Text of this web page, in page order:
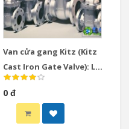
Van cửa gang Kitz (Kitz
Cast Iron Gate Valve): Lựa
Chọn Hàng Đầu Cho Hệ
Thống Công Nghiệp
0 đ